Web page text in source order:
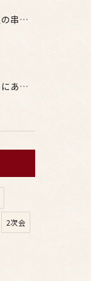
例えば、希少部位の串を試したり、季節限定の地酒を味わったりす...
ご来店いただき誠にありがとうございます。
2次会